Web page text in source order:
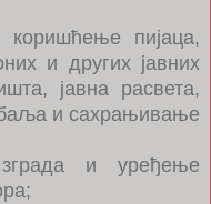
пијаца,
и других јавних
јавна расвета,
и сахрањивање
и уређење